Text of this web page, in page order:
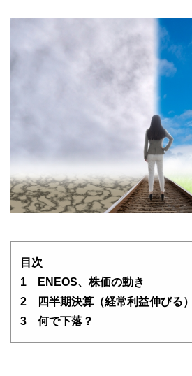
目次
1 ENEOS、株価の動き
2 四半期決算（経常利益伸びる）
3 何で下落？